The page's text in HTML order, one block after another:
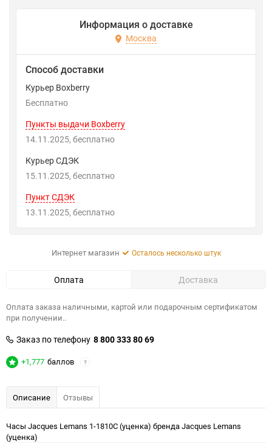
Информация о доставке
Москва
Способ доставки
Курьер Boxberry
Бесплатно
Пункты выдачи Boxberry
14.11.2025
Бесплатно
Курьер СДЭК
15.11.2025
Бесплатно
Пункт СДЭК
13.11.2025
Бесплатно
Интернет магазин Осталось несколько штук
Оплата Доставка
Оплата заказа наличными, картой или подарочным сертификатом
при получении..
Заказ по телефону 8 800 333 80 69
+1,777 баллов ?
Описание Отзывы
Часы Jacques Lemans 1-1810C (уценка) бренда Jacques Lemans
(уценка)